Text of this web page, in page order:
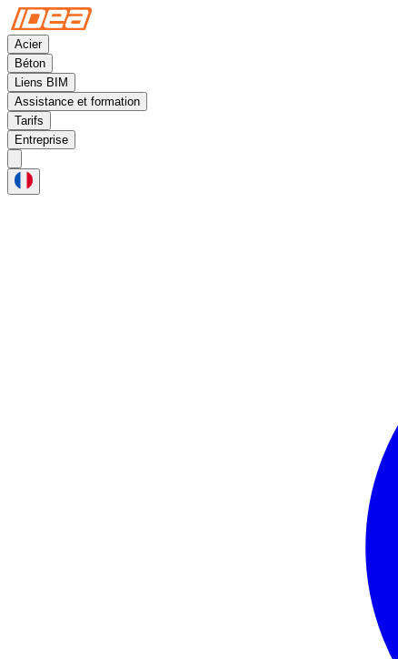
Acier
Béton
Liens BIM
Assistance et formation
Tarifs
Entreprise